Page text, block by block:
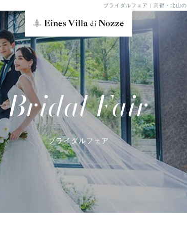
ブライダルフェア | 京都・北山
Bridal Fair
ブライダルフェア